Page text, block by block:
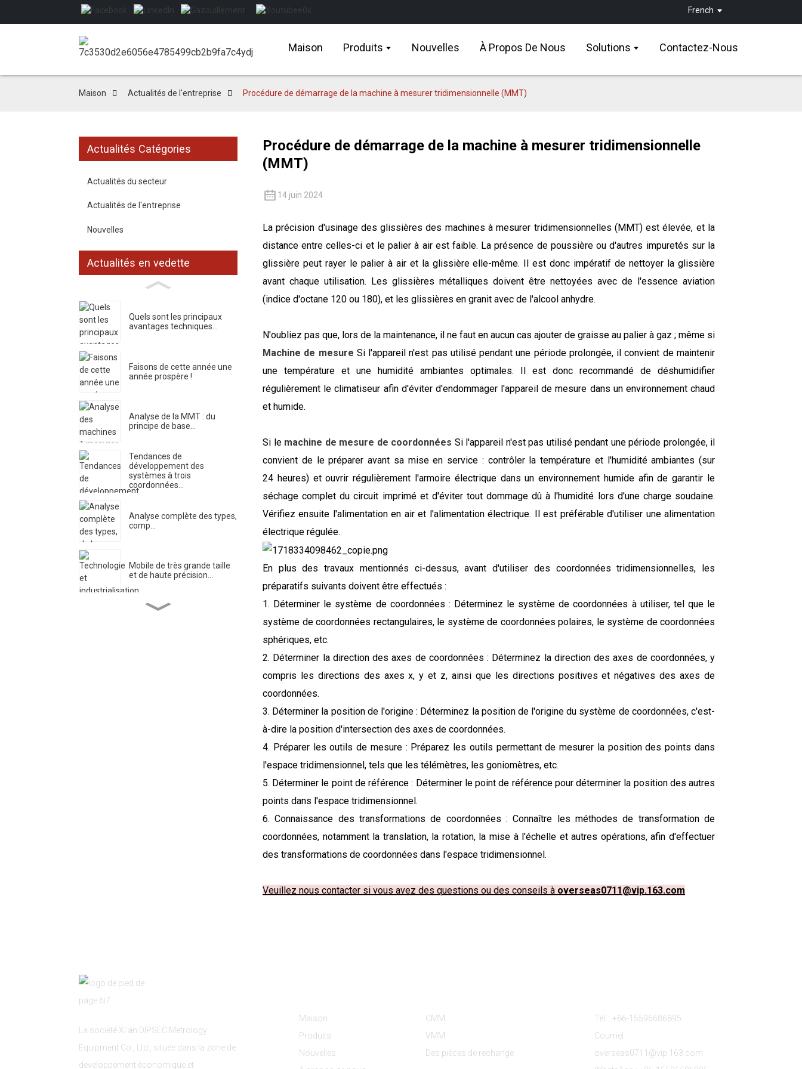
French
Maison Produits Nouvelles À Propos De Nous Solutions Contactez-Nous
Maison Actualités de l'entreprise Procédure de démarrage de la machine à mesurer tridimensionnelle (MMT)
Actualités Catégories
Actualités du secteur
Actualités de l'entreprise
Nouvelles
Actualités en vedette
Quels sont les principaux
avantages techniques...
Faisons de cette année une
année prospère !
Analyse de la MMT : du
principe de base…
Tendances de
développement des
systèmes à trois
coordonnées...
Analyse complète des types,
comp...
Mobile de très grande taille
et de haute précision...
Procédure de démarrage de la machine à mesurer tridimensionnelle
(MMT)
14 juin 2024
La précision d'usinage des glissières des machines à mesurer tridimensionnelles (MMT) est élevée, et la
distance entre celles-ci et le palier à air est faible. La présence de poussière ou d'autres impuretés sur la
glissière peut rayer le palier à air et la glissière elle-même. Il est donc impératif de nettoyer la glissière
avant chaque utilisation. Les glissières métalliques doivent être nettoyées avec de l'essence aviation
(indice d'octane 120 ou 180), et les glissières en granit avec de l'alcool anhydre.
N'oubliez pas que, lors de la maintenance, il ne faut en aucun cas ajouter de graisse au palier à gaz ; même si
Machine de mesure Si l'appareil n'est pas utilisé pendant une période prolongée, il convient de maintenir
une température et une humidité ambiantes optimales. Il est donc recommandé de déshumidifier
régulièrement le climatiseur afin d'éviter d'endommager l'appareil de mesure dans un environnement chaud
et humide.
Si le machine de mesure de coordonnées Si l'appareil n'est pas utilisé pendant une période prolongée, il
convient de le préparer avant sa mise en service : contrôler la température et l'humidité ambiantes (sur
24 heures) et ouvrir régulièrement l'armoire électrique dans un environnement humide afin de garantir le
séchage complet du circuit imprimé et d'éviter tout dommage dû à l'humidité lors d'une charge soudaine.
Vérifiez ensuite l'alimentation en air et l'alimentation électrique. Il est préférable d'utiliser une alimentation
électrique régulée.
En plus des travaux mentionnés ci-dessus, avant d'utiliser des coordonnées tridimensionnelles, les
préparatifs suivants doivent être effectués :
1. Déterminer le système de coordonnées : Déterminez le système de coordonnées à utiliser, tel que le
système de coordonnées rectangulaires, le système de coordonnées polaires, le système de coordonnées
sphériques, etc.
2. Déterminer la direction des axes de coordonnées : Déterminez la direction des axes de coordonnées, y
compris les directions des axes x, y et z, ainsi que les directions positives et négatives des axes de
coordonnées.
3. Déterminer la position de l'origine : Déterminez la position de l'origine du système de coordonnées, c'est-
à-dire la position d'intersection des axes de coordonnées.
4. Préparer les outils de mesure : Préparez les outils permettant de mesurer la position des points dans
l'espace tridimensionnel, tels que les télémètres, les goniomètres, etc.
5. Déterminer le point de référence : Déterminer le point de référence pour déterminer la position des autres
points dans l'espace tridimensionnel.
6. Connaissance des transformations de coordonnées : Connaître les méthodes de transformation de
coordonnées, notamment la translation, la rotation, la mise à l'échelle et autres opérations, afin d'effectuer
des transformations de coordonnées dans l'espace tridimensionnel.
Veuillez nous contacter si vous avez des questions ou des conseils à overseas0711@vip.163.com
La société Xi'an DIPSEC Metrology
Equipment Co., Ltd., située dans la zone de
développement économique et
Maison
Produits
Nouvelles
CMM
VMM
Des pièces de rechange
Tél. : +86-15596686895
Courriel :
overseas0711@vip.163.com